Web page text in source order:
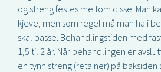
og streng festes mellom disse. Man
kjeve, men som regel må man ha i
skal passe. Behandlingstiden med
1,5 til 2 år. Når behandlingen er
en tynn streng (retainer) på